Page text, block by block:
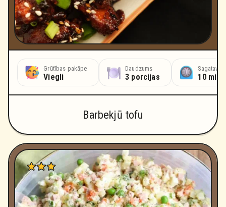
Grūtības pakāpe
Viegli
Daudzums
3 porcijas 10
Barbekjū tofu